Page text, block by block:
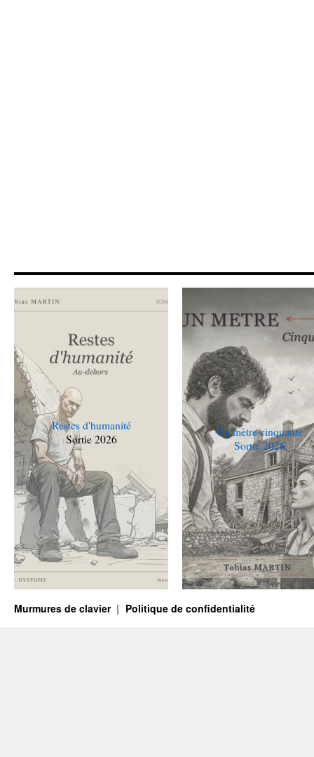
Restes d'humanité
Sortie 2026
Un mètre cinquante
Sortie 2026
Murmures de clavier Politique de confidentialité